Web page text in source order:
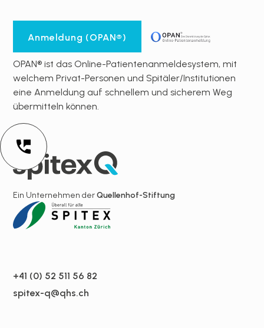
Anmeldung (OPAN®)
OPAN® ist das Online-Patientenanmeldesystem, mit
welchem Privat-Personen und Spitäler/Institutionen
eine Anmeldung auf schnellem und sicherem Weg
übermitteln können.
Ein Unternehmen derQuellenhof-Stiftung
+41 (0) 52 511 56 82
spitex-q@qhs.ch